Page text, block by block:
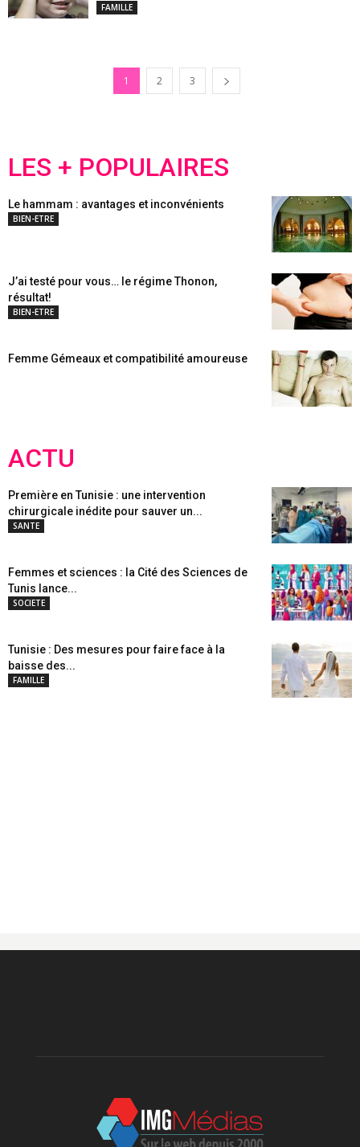
FAMILLE
1 2 3
LES + POPULAIRES
Le hammam : avantages et inconvénients
BIEN-ETRE
J’ai testé pour vous… le régime Thonon,
résultat!
BIEN-ETRE
Femme Gémeaux et compatibilité amoureuse
ACTU
Première en Tunisie : une intervention
chirurgicale inédite pour sauver un...
SANTE
Femmes et sciences : la Cité des Sciences de
Tunis lance...
SOCIETE
Tunisie : Des mesures pour faire face à la
baisse des...
FAMILLE